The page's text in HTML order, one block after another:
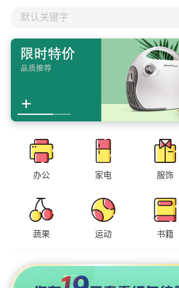
默认关键字
办公 家电 服饰
蔬果 运动 书籍